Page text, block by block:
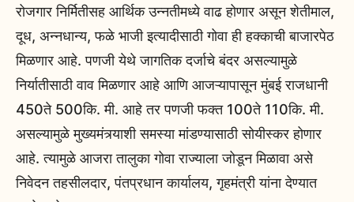
रोजगार निर्मितीसह आर्थिक उन्नतीमध्ये वाढ होणार असून शेतीमाल,
दूध, अन्नधान्य, फळे भाजी इत्यादीसाठी गोवा ही हक्काची बाजारपेठ
मिळणार आहे. पणजी येथे जागतिक दर्जाचे बंदर असल्यामुळे
निर्यातीसाठी वाव मिळणार आहे आणि आजऱ्यापासून मुंबई राजधानी
450ते 500कि. मी. आहे तर पणजी फक्त 100ते 110कि. मी.
असल्यामुळे मुख्यमंत्र्याशी समस्या मांडण्यासाठी सोयीस्कर होणार
आहे. त्यामुळे आजरा तालुका गोवा राज्याला जोडून मिळावा असे
निवेदन तहसीलदार, पंतप्रधान कार्यालय, गृहमंत्री यांना देण्यात